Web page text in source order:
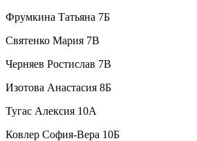
Фрумкина Татьяна 7Б
Святенко Мария 7В
Черняев Ростислав 7В
Изотова Анастасия 8Б
Тугас Алексия 10А
Ковлер София-Вера 10Б